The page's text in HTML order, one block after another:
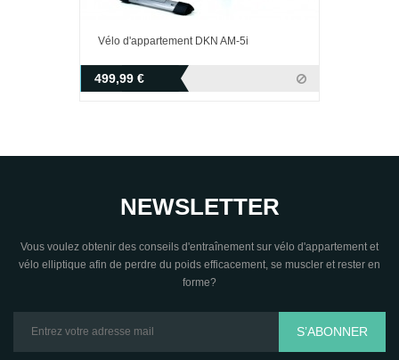
Vélo d'appartement DKN AM-5i
499,99 €
NEWSLETTER
Vous voulez obtenir des conseils d'entraînement sur vélo d'appartement et
vélo elliptique afin de perdre du poids efficacement, se muscler et rester en
forme?
S’ABONNER